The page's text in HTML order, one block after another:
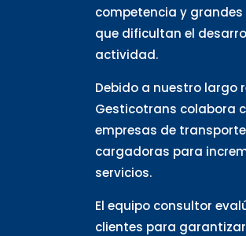
competencia y grandes
que dificultan el
actividad.
Debido a nuestro largo
Gesticotrans colabora
empresas de
cargadoras para
servicios.
El equipo consultor
clientes para